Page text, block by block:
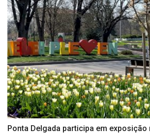
Ponta Delgada participa em exposição